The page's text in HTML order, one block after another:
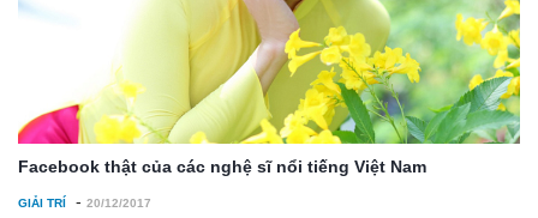
Facebook thật của các nghệ sĩ nổi tiếng Việt Nam
GIẢI TRÍ - 20/12/2017